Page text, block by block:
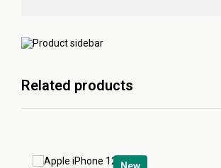
Related products